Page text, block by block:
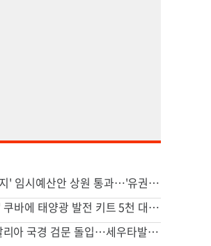
美 '셧다운 방지' 임시예산안 상원 통과…'유권자 ID법'은 좌절
중국, '전력난' 쿠바에 태양광 발전 키트 5천 대 기증
스페인도 이탈리아 국경 검문 돌입…세우타발 갈등 고조